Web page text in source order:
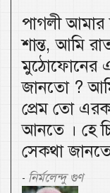
পাগলী
শান্ত, আমি
মুঠোফোনের
জানতো ?
প্রেম তো
আনতে । হে
সেকথা
- নির্মলেন্দু গুণ